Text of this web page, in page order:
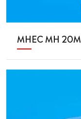
MHEC MH 20M